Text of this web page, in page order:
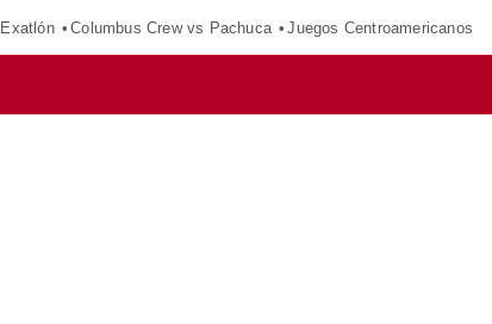
Exatlón Columbus Crew vs Pachuca Juegos Centroamericanos